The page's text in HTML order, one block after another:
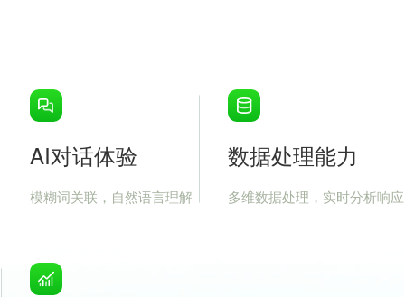
AI对话体验
模糊词关联，自然语言理解
数据处理能力
多维数据处理，实时分析响应